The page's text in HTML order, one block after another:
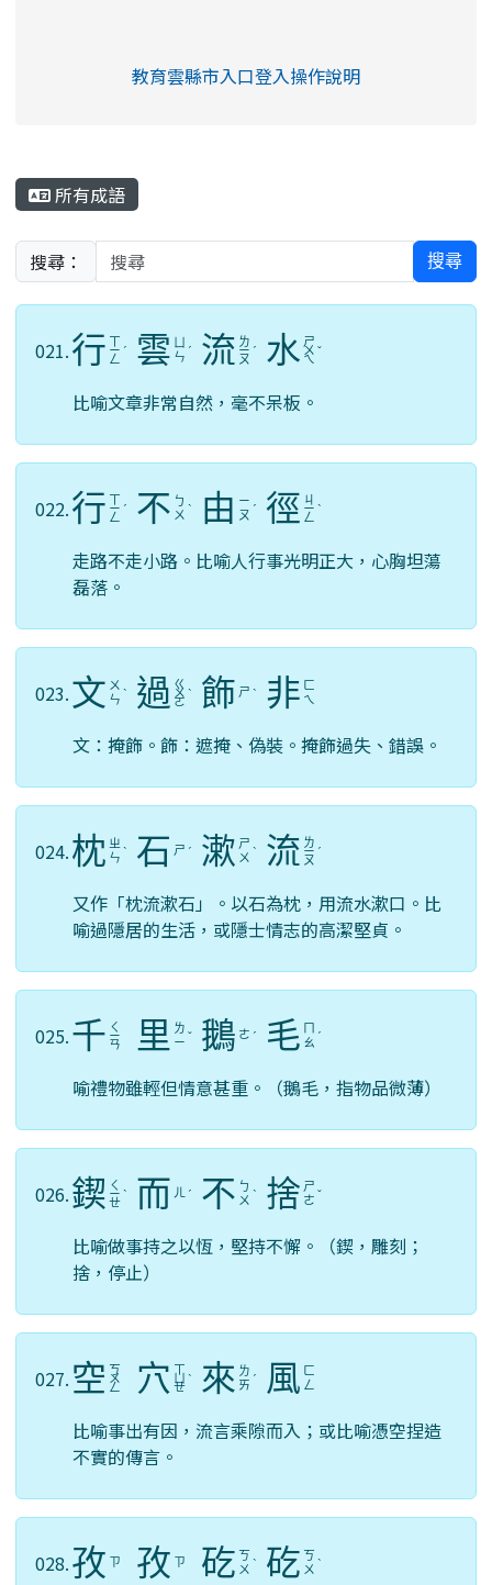
link to https://eliteracy.edu.tw/Shorts/
教育雲縣市入口登入操作說明
所有成語
搜尋： 搜尋
021.行 ㄒ
ㄧ
ㄥ
ˊ 雲 ㄣ ˊ 流 ㄌ
ㄧ
ㄡ
ˊ 水 ㄕ
ㄨ
ㄟ
ˇ
比喻文章非常自然，毫不呆板。
022.行 ㄒ
ㄧ
ㄥ
ˊ 不 ㄅ
ㄨ ˋ 由 ㄧ
ㄡ ˊ 徑 ㄐ
ㄧ
ㄥ
ˋ
走路不走小路。比喻人行事光明正大，心胸坦蕩
磊落。
023.文 ㄨ
ㄣ ˋ 過 ㄍ
ㄨ
ㄛ
ˋ 飾 ㄕ ˋ 非 ㄈ
ㄟ
文：掩飾。飾：遮掩、偽裝。掩飾過失、錯誤。
024.枕 ㄓ
ㄣ ˋ 石 ㄕ ˊ 漱 ㄕ
ㄨ ˋ 流 ㄌ
ㄧ
ㄡ
ˊ
又作「枕流漱石」。以石為枕，用流水漱口。比
喻過隱居的生活，或隱士情志的高潔堅貞。
025.千 ㄑ
ㄧ
ㄢ 里 ㄌ
ㄧ ˇ 鵝 ㄜ ˊ 毛 ㄇ
ㄠ ˊ
喻禮物雖輕但情意甚重。（鵝毛，指物品微薄）
026.鍥 ㄑ
ㄧ
ㄝ
ˋ 而 ㄦ ˊ 不 ㄅ
ㄨ ˋ 捨 ㄕ
ㄜ ˇ
比喻做事持之以恆，堅持不懈。（鍥，雕刻；
捨，停止）
027. 空 ㄎ
ㄨ
ㄥ 穴 ㄒ
ㄩ
ㄝ
ˋ 來 ㄌ
ㄞ ˊ 風 ㄈ
ㄥ
比喻事出有因，流言乘隙而入；或比喻憑空捏造
不實的傳言。
028.孜 ㄗ 孜 ㄗ 矻 ㄎ
ㄨ ˋ 矻 ㄎ
ㄨ ˋ